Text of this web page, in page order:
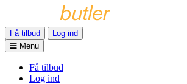
Få tilbud
Log ind
Menu
Få tilbud
Log ind